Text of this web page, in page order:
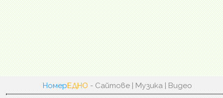
НомерЕДНО - Сайтове | Музика | Видео